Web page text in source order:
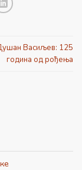
Васиљев: 125
година од рођења